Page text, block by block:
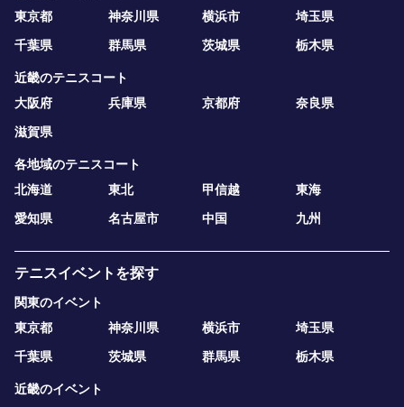
東京都
神奈川県 横浜市
埼玉県
千葉県
群馬県 茨城県 栃木県
近畿のテニスコート
大阪府
兵庫県 京都府
奈良県
滋賀県
各地域のテニスコート
北海道
東北 甲信越
東海
愛知県
名古屋市 中国 九州
テニスイベントを探す
関東のイベント
東京都
神奈川県 横浜市
埼玉県
千葉県
茨城県 群馬県 栃木県
近畿のイベント